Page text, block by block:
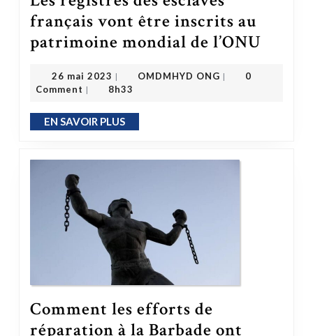
français vont être inscrits au
patrimoine mondial de l’ONU
26 mai 2023 26 mai 2023
| OMDMHYD ONG |
0
Comment | 8h33
EN SAVOIR PLUSEN SAVOIR PLUS
Comment les efforts de
réparation à la Barbade ont